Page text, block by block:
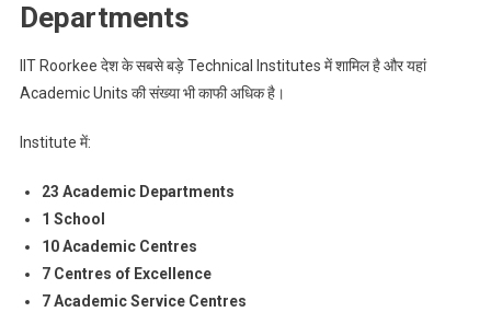
Departments
IIT Roorkee देश के सबसे बड़े Technical Institutes में शामिल है और यहां
Academic Units की संख्या भी काफी अधिक है।
Institute में:
23 Academic Departments
1 School
10 Academic Centres
7 Centres of Excellence
7 Academic Service Centres